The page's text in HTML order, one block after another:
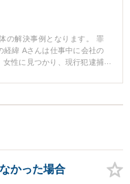
の解決事例となります。 罪
経緯 Aさんは仕事中に会社の
性に見つかり、現行犯逮捕
ちに事実関係を確認し、接
みました。被害者の方は当
紙などにより反省の意を伝
て多くはありません。 本件
れがたいというお気持ちで
かった場合